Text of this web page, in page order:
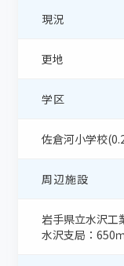
現況
更地
学区
佐倉河小学校
周辺施設
岩手県立水沢工
水沢支局：650